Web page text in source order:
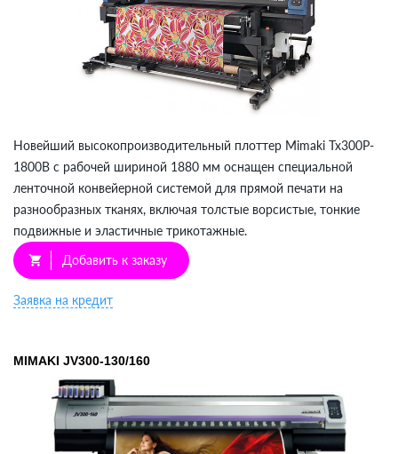
Новейший высокопроизводительный плоттер Mimaki Tx300P-
1800B с рабочей шириной 1880 мм оснащен специальной
ленточной конвейерной системой для прямой печати на
разнообразных тканях, включая толстые ворсистые, тонкие
подвижные и эластичные трикотажные.
shopping_cart Добавить к заказу
Заявка на кредит
MIMAKI JV300-130/160